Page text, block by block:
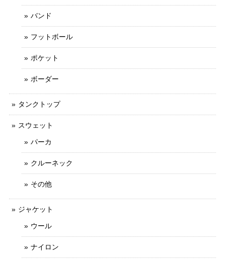
バンド
フットボール
ポケット
ボーダー
タンクトップ
スウェット
パーカ
クルーネック
その他
ジャケット
ウール
ナイロン